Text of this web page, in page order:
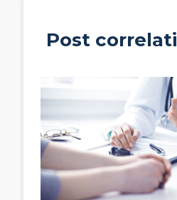
Post correlati